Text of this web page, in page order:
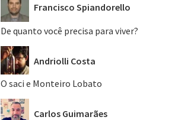
Francisco Spiandorello
De quanto você precisa para viver?
Andriolli Costa
O saci e Monteiro Lobato
Carlos Guimarães